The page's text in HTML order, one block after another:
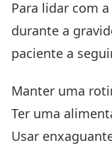
Para lidar com
durante a
paciente a
Manter uma
Ter uma
Usar